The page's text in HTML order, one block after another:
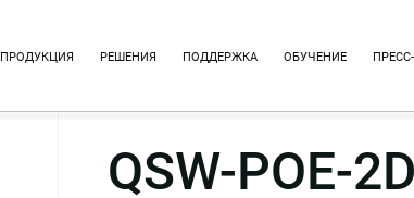
ПРОДУКЦИЯ РЕШЕНИЯ ПОДДЕРЖКА ОБУЧЕНИЕ
QSW-POE-